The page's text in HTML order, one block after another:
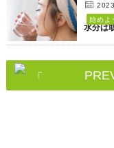
始めよ
水分は